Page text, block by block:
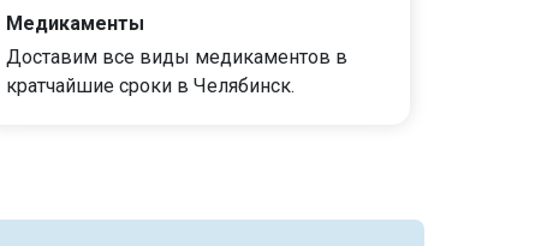
Медикаменты
Доставим все виды медикаментов в
кратчайшие сроки в Челябинск.